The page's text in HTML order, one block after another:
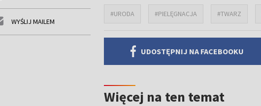
WYŚLIJ MAILEM
#URODA #PIELĘGNACJA #TWARZ
UDOSTĘPNIJ NA FACEBOOKU
Więcej na ten temat